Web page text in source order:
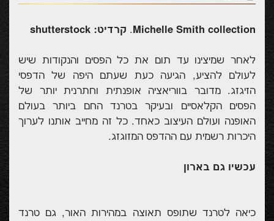
Michelle Smith collection
. קרדיט: shutterstock
לאחר שמיצינו עד תום את כל הפסים והנקודות שיש
לעולם להציע, הגיעה כעת שעתם היפה של הדפסי
הזיגזג. מדובר בווריאציה אופנתית וחתרנית יותר של
הפסים הקלאסיים ובעיקר בטרנד החם ביותר בעולם
האופנה ועולם העיצוב כאחד. כל זה מחייב אותנו לערוך
היכרות רשמית עם ההדפס המזוגזג.
עכשיו גם בארון
כיאה לטרנד שתופס תאוצה במהירות האור, גם טרנד